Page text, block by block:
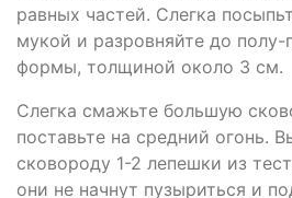
равных частей. Слегка
мукой и разровняйте до полу-
формы, толщиной около 3 см.
Слегка смажьте большую
поставьте на средний огонь.
сковороду 1-2 лепешки из
они не начнут пузыриться и